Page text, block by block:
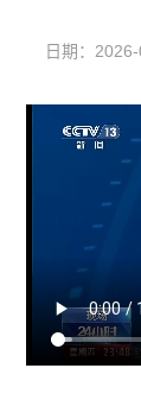
日期：